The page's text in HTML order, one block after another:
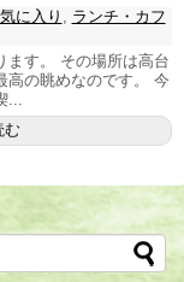
に入り
ランチ・カフ
ます。 その場所は高台
高の眺めなのです。 今
む